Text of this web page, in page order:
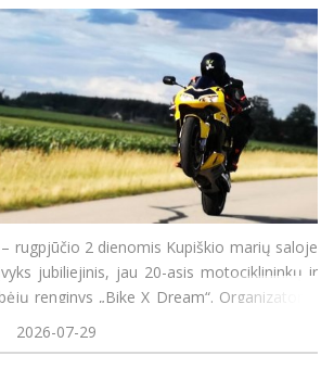
rugpjūčio 2 dienomis Kupiškio marių saloje
jubiliejinis, jau 20-asis motociklininkų ir
renginys „Bike X Dream“. Organizatoriai
bei adrenalino kupiną savaitgalį,
2026-07-29